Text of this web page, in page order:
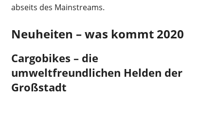
abseits des Mainstreams.
Neuheiten – was kommt 2020
Cargobikes – die
umweltfreundlichen Helden der
Großstadt